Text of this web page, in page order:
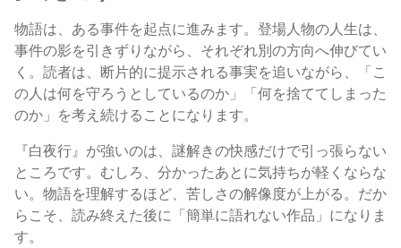
物語は、ある事件を起点に進みます。登場人物の人生は、
事件の影を引きずりながら、それぞれ別の方向へ伸びてい
く。読者は、断片的に提示される事実を追いながら、「こ
の人は何を守ろうとしているのか」「何を捨ててしまった
のか」を考え続けることになります。
『白夜行』が強いのは、謎解きの快感だけで引っ張らない
ところです。むしろ、分かったあとに気持ちが軽くならな
い。物語を理解するほど、苦しさの解像度が上がる。だか
らこそ、読み終えた後に「簡単に語れない作品」になりま
す。